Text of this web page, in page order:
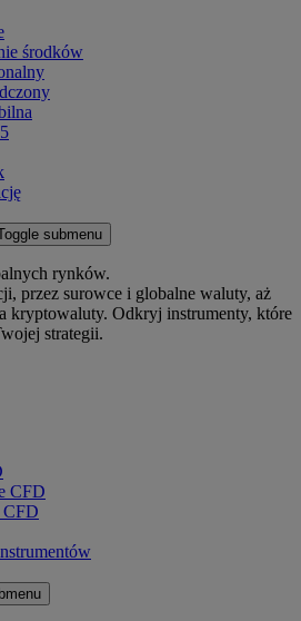
środków
submenu
rynków.
przez surowce i globalne waluty, aż
kryptowaluty. Odkryj instrumenty, które
strategii.
CFD